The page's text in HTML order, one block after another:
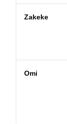
Zakeke
Omi